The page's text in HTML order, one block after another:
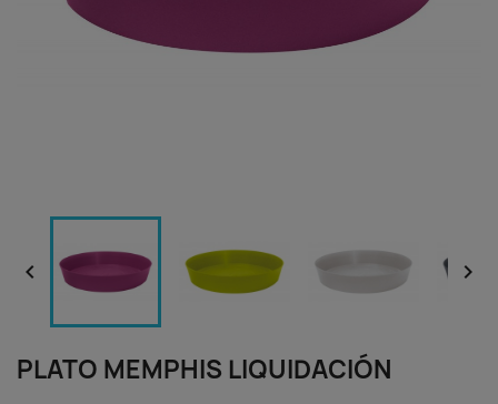
 
PLATO MEMPHIS LIQUIDACIÓN